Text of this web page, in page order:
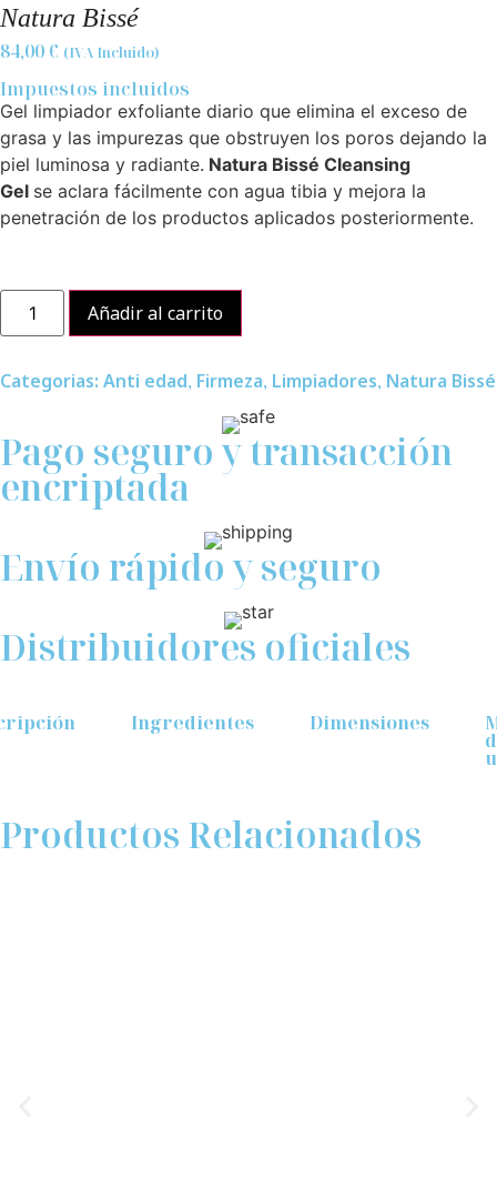
Natura Bissé
84,00 € (IVA Incluido)
Impuestos incluidos
Gel limpiador exfoliante diario que elimina el exceso de
grasa y las impurezas que obstruyen los poros dejando la
piel luminosa y radiante. Natura Bissé Cleansing
Gel se aclara fácilmente con agua tibia y mejora la
penetración de los productos aplicados posteriormente.
Añadir al carrito
Categorias: Anti edad, Firmeza, Limpiadores, Natura Bissé
Pago seguro y transacción
encriptada
Envío rápido y seguro
Distribuidores oficiales
Ingredientes Dimensiones
Productos Relacionados